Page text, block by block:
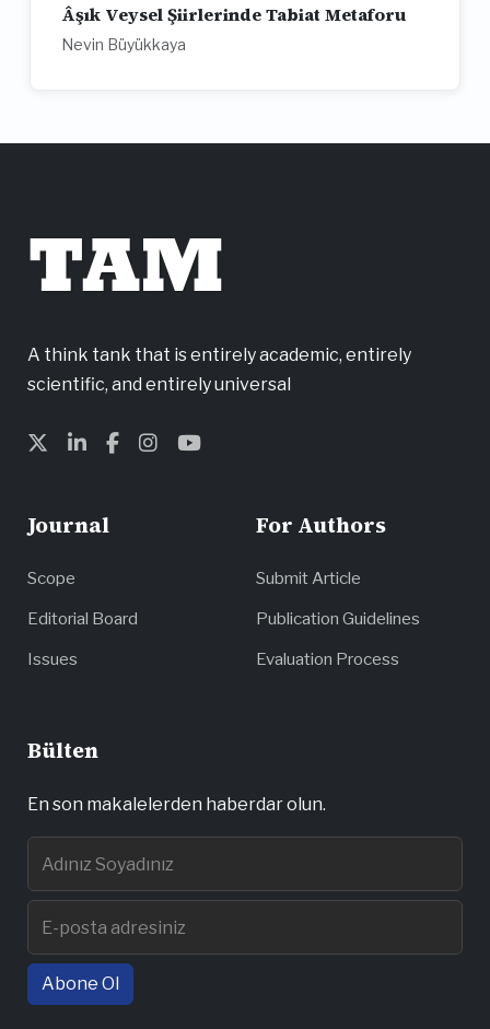
Âşık Veysel Şiirlerinde Tabiat Metaforu
Nevin Büyükkaya
TAM
A think tank that is entirely academic, entirely
scientific, and entirely universal
Journal
Scope
Editorial Board
Issues
For Authors
Submit Article
Publication Guidelines
Evaluation Process
Bülten
En son makalelerden haberdar olun.
Abone Ol